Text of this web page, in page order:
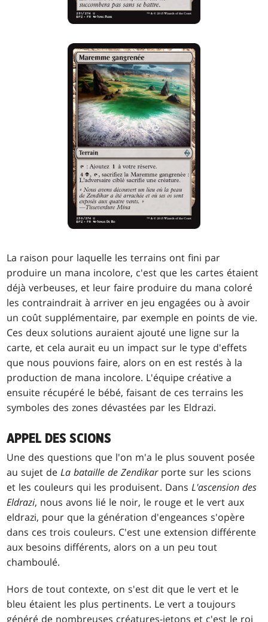
La raison pour laquelle les terrains ont fini par
produire un mana incolore, c'est que les cartes étaient
déjà verbeuses, et leur faire produire du mana coloré
les contraindrait à arriver en jeu engagées ou à avoir
un coût supplémentaire, par exemple en points de vie.
Ces deux solutions auraient ajouté une ligne sur la
carte, et cela aurait eu un impact sur le type d'effets
que nous pouvions faire, alors on en est restés à la
production de mana incolore. L'équipe créative a
ensuite récupéré le bébé, faisant de ces terrains les
symboles des zones dévastées par les Eldrazi.
APPEL DES SCIONS
Une des questions que l'on m'a le plus souvent posée
au sujet deLa bataille de Zendikarporte sur les scions
et les couleurs qui les produisent. DansL'ascension des
Eldrazi, nous avons lié le noir, le rouge et le vert aux
eldrazi, pour que la génération d'engeances s'opère
dans ces trois couleurs. C'est une extension différente
aux besoins différents, alors on a un peu tout
chamboulé.
Hors de tout contexte, on s'est dit que le vert et le
bleu étaient les plus pertinents. Le vert a toujours
généré de nombreuses créatures-jetons et c'est le roi